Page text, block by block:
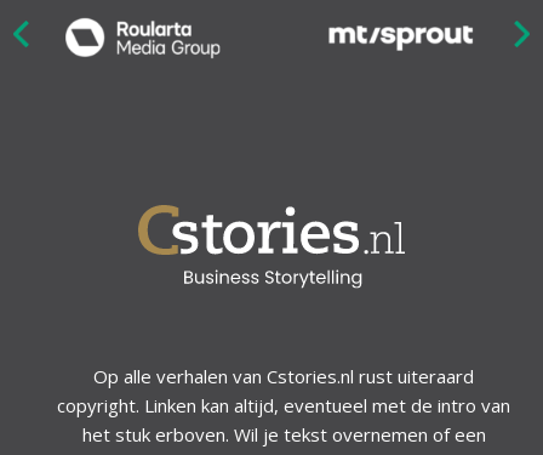
Op alle verhalen van Cstories.nl rust uiteraard
copyright. Linken kan altijd, eventueel met de intro van
het stuk erboven. Wil je tekst overnemen of een